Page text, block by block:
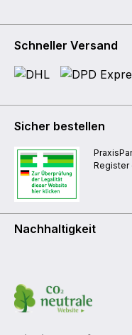
Schneller Versand
Sicher bestellen
Register
Nachhaltigkeit